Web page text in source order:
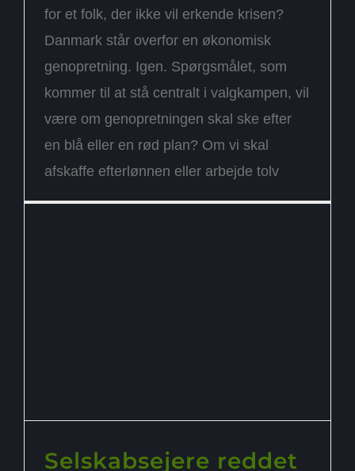
for et folk, der ikke vil erkende krisen?
Danmark står overfor en økonomisk
genopretning. Igen. Spørgsmålet, som
kommer til at stå centralt i valgkampen, vil
være om genopretningen skal ske efter
en blå eller en rød plan? Om vi skal
afskaffe efterlønnen eller arbejde tolv
Selskabsejere reddet